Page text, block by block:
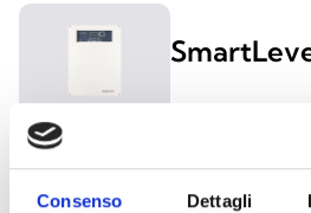
Consenso Dettagli